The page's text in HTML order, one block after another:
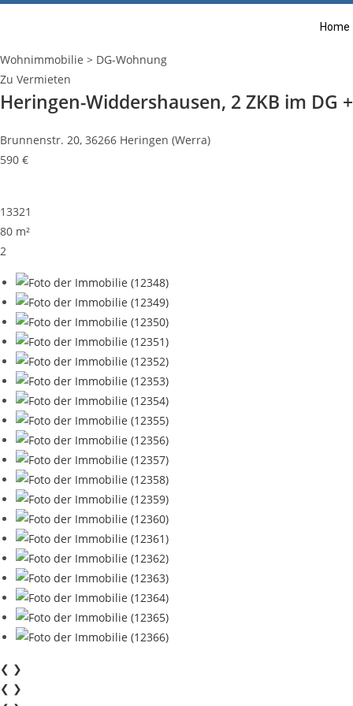
Home
Wohnimmobilie > DG-Wohnung
Zu Vermieten
Heringen-Widdershausen, 2 ZKB im DG
Brunnenstr. 20, 36266 Heringen (Werra)
590 €
13321
80 m²
2
❮ ❯
❮ ❯